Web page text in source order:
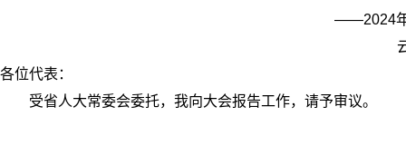
——2024年
各位代表：
受省人大常委会委托，我向大会报告工作，请予审议。